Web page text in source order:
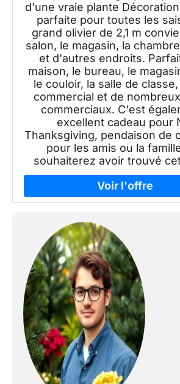
d'une vraie plante
parfaite pour toutes les
grand olivier de 2,1 m
salon, le magasin, la
et d'autres endroits.
maison, le bureau, le
le couloir, la salle de
commercial et de
commerciaux. C'est
excellent cadeau pour
Thanksgiving, pendaison de
pour les amis ou la
souhaiterez avoir trouvé